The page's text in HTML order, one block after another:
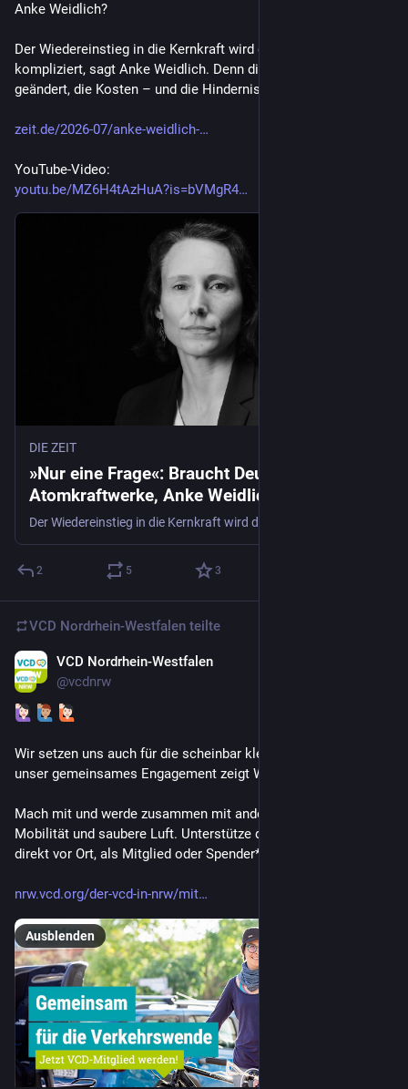
Anke Weidlich?
Der Wiedereinstieg in die Kernkraft wird diskutiert. Das wäre
kompliziert, sagt Anke Weidlich. Denn die Systeme haben sich
geändert, die Kosten – und die Hindernisse.“
zeit.de/2026-07/anke-weidlich-
YouTube-Video:
youtu.be/MZ6H4tAzHuA?is=bVMgR4
DIE ZEIT
»Nur eine Frage«: Braucht Deutschland neue
Atomkraftwerke, Anke Weidlich?
2 5 3
VCD Nordrhein-Westfalen teilte
VCD Nordrhein-Westfalen
@vcdnrw
Wir setzen uns auch für die scheinbar kleinen Dinge ein und
unser gemeinsames Engagement zeigt Wirkung.
Mach mit und werde zusammen mit anderen aktiv für gesunde
Mobilität und saubere Luft. Unterstütze den VCD in NRW -
direkt vor Ort, als Mitglied oder Spender*in.
nrw.vcd.org/der-vcd-in-nrw/mit
Ausblenden